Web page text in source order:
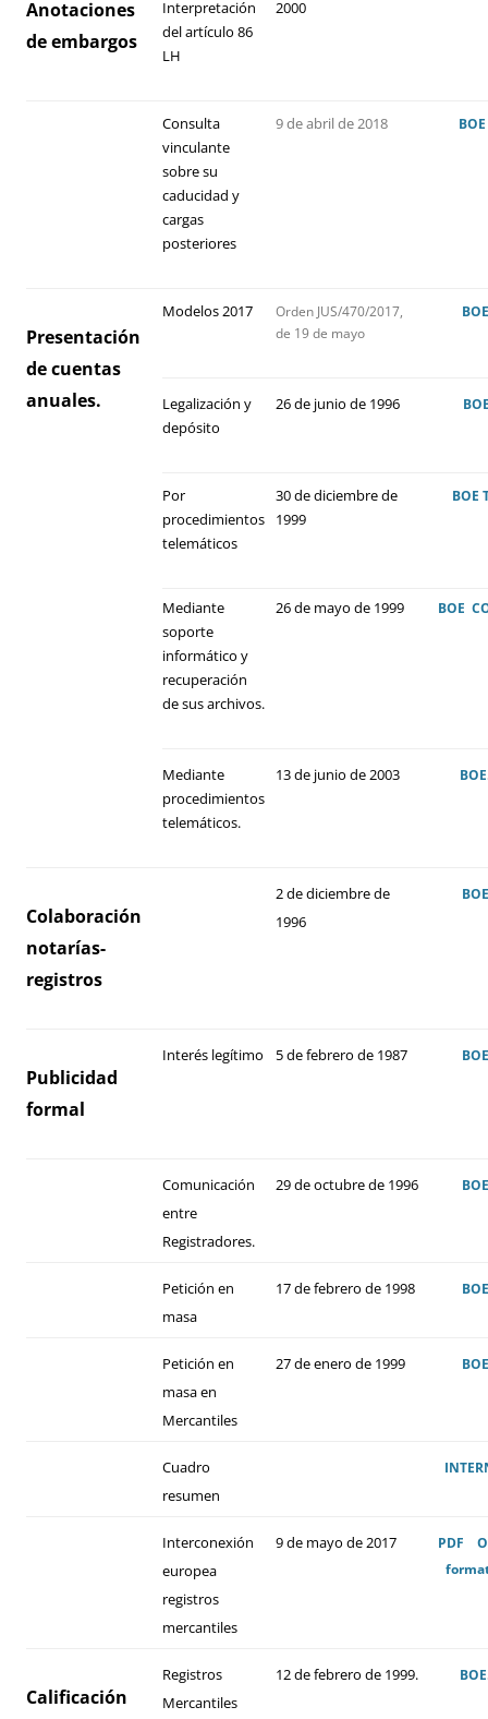
Anotaciones
de embargos
Interpretación
del artículo 86
LH
2000
Consulta
vinculante
sobre su
caducidad y
cargas
posteriores
9 de abril de 2018
Presentación
de cuentas
anuales.
Modelos 2017
Orden JUS/470/2017,
de 19 de mayo
BOE
Legalización y
depósito
26 de junio de 1996
Por
procedimientos
telemáticos
30 de diciembre de
1999
BOE
Mediante
soporte
informático y
recuperación
de sus archivos.
26 de mayo de 1999 BOE
Mediante
procedimientos
telemáticos.
13 de junio de 2003 BOE
Colaboración
notarías-
registros
2 de diciembre de
1996
BOE
Publicidad
formal
Interés legítimo 5 de febrero de 1987 BOE
Comunicación
entre
Registradores.
29deoctubrede 1996 BOE
Petición en
masa
17 de febrero de 1998 BOE
Petición en
masaen
Mercantiles
27 deenero de 1999 BOE
Cuadro
resumen
Interconexión
europea
registros
mercantiles
9 de mayo de 2017 PDF
Calificación
Registros
Mercantiles
12 de febrero de 1999. BOE